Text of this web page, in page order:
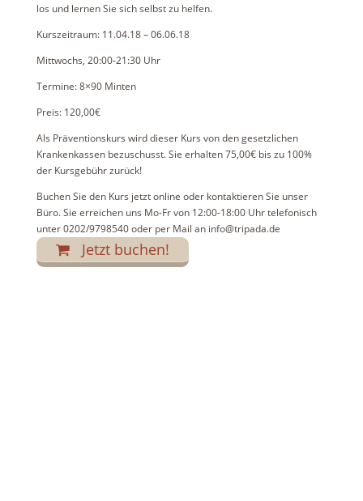
los und lernen Sie sich selbst zu helfen.
Kurszeitraum: 11.04.18 – 06.06.18
Mittwochs, 20:00-21:30 Uhr
Termine: 8×90 Minten
Preis: 120,00€
Als Präventionskurs wird dieser Kurs von den gesetzlichen
Krankenkassen bezuschusst. Sie erhalten 75,00€ bis zu 100%
der Kursgebühr zurück!
Buchen Sie den Kurs jetzt online oder kontaktieren Sie unser
Büro. Sie erreichen uns Mo-Fr von 12:00-18:00 Uhr telefonisch
unter 0202/9798540 oder per Mail an info@tripada.de
Jetzt buchen!